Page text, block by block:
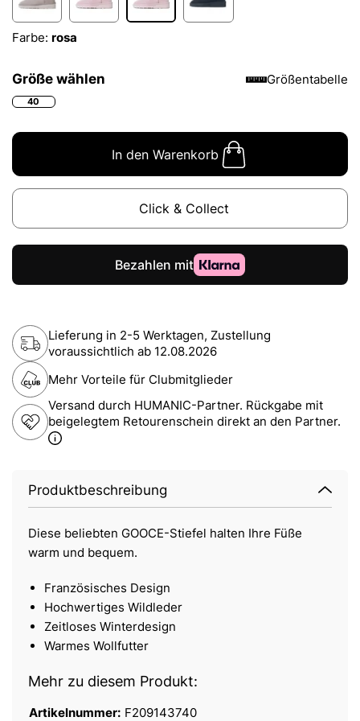
Farbe: rosa
Größe wählen Größentabelle
40
In den Warenkorb
Click & Collect
Lieferung in 2-5 Werktagen, Zustellung
voraussichtlich ab 12.08.2026
Mehr Vorteile für Clubmitglieder
Versand durch HUMANIC-Partner. Rückgabe mit
beigelegtem Retourenschein direkt an den Partner.
Produktbeschreibung
Diese beliebten GOOCE-Stiefel halten Ihre Füße
warm und bequem.
Französisches Design
Hochwertiges Wildleder
Zeitloses Winterdesign
Warmes Wollfutter
Mehr zu diesem Produkt:
Artikelnummer: F209143740